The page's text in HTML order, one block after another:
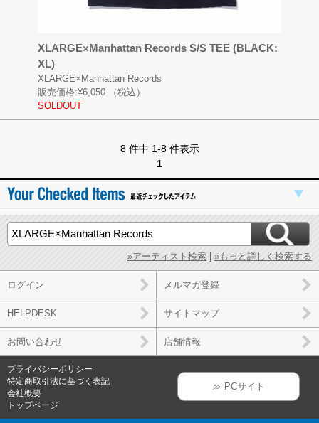
XLARGE×Manhattan Records S/S TEE (BLACK:
XL)
XLARGE×Manhattan Records
販売価格:¥6,050
（税込）
SOLDOUT
8 件中 1-8 件表示
1
»アーティスト検索 | »もっと詳しく検索する
ログイン メルマガ登録
HELPDESK サイトマップ
お問い合わせ 店舗情報
プライバシーポリシー
特定商取引法に基づく表記
会社概要
トップページ
≫ PCサイト